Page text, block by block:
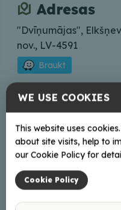
Adresas
"Dvīņumājas",
nov., LV-4591
Braukt
Kontaktai
+37129106646
Internete
Facebook
WE USE COOKIES
This website uses
about site visits, help to
our Cookie Policy for
Cookie Policy